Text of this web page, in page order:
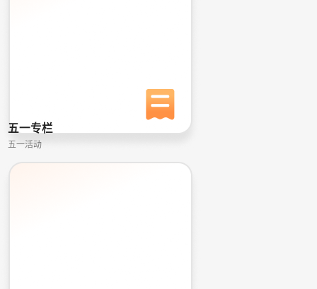
五一专栏
五一活动